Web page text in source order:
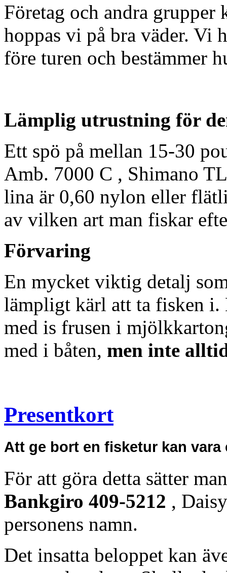
Företag och andra grupper
hoppas vi på bra väder. Vi
före turen och bestämmer
Lämplig utrustning för
Ett spö på mellan 15-30
Amb. 7000 C , Shimano
lina är 0,60 nylon eller
av vilken art man fiskar
Förvaring
En mycket viktig detalj
lämpligt kärl att ta fisken i.
med is frusen i
med i båten, men inte
Presentkort
Att ge bort en fisketur kan
För att göra detta sätter
Bankgiro 409-5212 ,
personens namn.
Det insatta beloppet kan